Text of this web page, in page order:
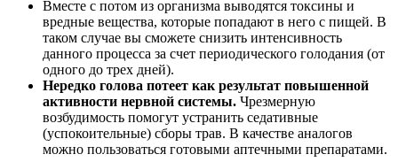
Вместе с потом из организма выводятся токсины и
вредные вещества, которые попадают в него с пищей. В
таком случае вы сможете снизить интенсивность
данного процесса за счет периодического голодания (от
одного до трех дней).
Нередко голова потеет как результат повышенной
активности нервной системы. Чрезмерную
возбудимость помогут устранить седативные
(успокоительные) сборы трав. В качестве аналогов
можно пользоваться готовыми аптечными препаратами.